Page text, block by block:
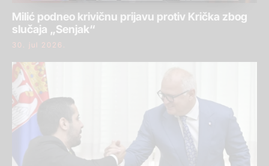
Milić podneo krivičnu prijavu protiv Krička zbog
slučaja „Senjak“
30. jul 2026.